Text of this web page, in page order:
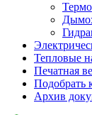
Тепловые
Печатная
Подобрать
Архив